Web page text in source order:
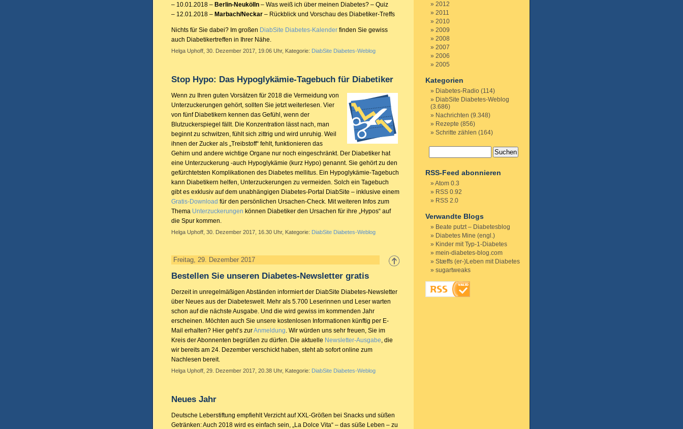
– 10.01.2018 – Berlin-Neukölln – Was weiß ich über meinen Diabetes? – Quiz
– 12.01.2018 – Marbach/Neckar – Rückblick und Vorschau des Diabetiker-Treffs
Nichts für Sie dabei? Im großen DiabSite Diabetes-Kalender finden Sie gewiss
auch Diabetikertreffen in Ihrer Nähe.
Helga Uphoff, 30. Dezember 2017, 19.06 Uhr, Kategorie: DiabSite Diabetes-Weblog
Stop Hypo: Das Hypoglykämie-Tagebuch für Diabetiker
Wenn zu Ihren guten Vorsätzen für 2018 die Vermeidung von
Unterzuckerungen gehört, sollten Sie jetzt weiterlesen. Vier
von fünf Diabetikern kennen das Gefühl, wenn der
Blutzuckerspiegel fällt. Die Konzentration lässt nach, man
beginnt zu schwitzen, fühlt sich zittrig und wird unruhig. Weil
ihnen der Zucker als „Treibstoff“ fehlt, funktionieren das
Gehirn und andere wichtige Organe nur noch eingeschränkt. Der Diabetiker hat
eine Unterzuckerung -auch Hypoglykämie (kurz Hypo) genannt. Sie gehört zu den
gefürchtetsten Komplikationen des Diabetes mellitus. Ein Hypoglykämie-Tagebuch
kann Diabetikern helfen, Unterzuckerungen zu vermeiden. Solch ein Tagebuch
gibt es exklusiv auf dem unabhängigen Diabetes-Portal DiabSite – inklusive einem
Gratis-Download für den persönlichen Ursachen-Check. Mit weiteren Infos zum
Thema Unterzuckerungen können Diabetiker den Ursachen für ihre „Hypos“ auf
die Spur kommen.
Helga Uphoff, 30. Dezember 2017, 16.30 Uhr, Kategorie: DiabSite Diabetes-Weblog
Freitag, 29. Dezember 2017
Bestellen Sie unseren Diabetes-Newsletter gratis
Derzeit in unregelmäßigen Abständen informiert der DiabSite Diabetes-Newsletter
über Neues aus der Diabeteswelt. Mehr als 5.700 Leserinnen und Leser warten
schon auf die nächste Ausgabe. Und die wird gewiss im kommenden Jahr
erscheinen. Möchten auch Sie unsere kostenlosen Informationen künftig per E-
Mail erhalten? Hier geht’s zurAnmeldung. Wir würden uns sehr freuen, Sie im
Kreis der Abonnenten begrüßen zu dürfen. Die aktuelle Newsletter-Ausgabe, die
wir bereits am 24. Dezember verschickt haben, steht ab sofort online zum
Nachlesen bereit.
Helga Uphoff, 29. Dezember 2017, 20.38 Uhr, Kategorie: DiabSite Diabetes-Weblog
Neues Jahr
Deutsche Leberstiftung empfiehlt Verzicht auf XXL-Größen bei Snacks und süßen
Getränken: Auch 2018 wird es einfach sein, „La Dolce Vita“ – das süße Leben – zu
2012
2011
2010
2009
2008
2007
2006
2005
Kategorien
Diabetes-Radio (114)
DiabSite Diabetes-Weblog
(3.686)
Nachrichten (9.348)
Rezepte (856)
Schritte zählen (164)
RSS-Feed abonnieren
Atom 0.3
RSS 0.92
RSS 2.0
Verwandte Blogs
Beate putzt – Diabetesblog
Diabetes Mine (engl.)
Kinder mit Typ-1-Diabetes
mein-diabetes-blog.com
Stæffs (er-)Leben mit Diabetes
sugartweaks